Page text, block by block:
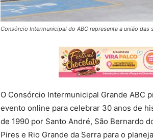
Consórcio Intermunicipal do ABC representa a união
O Consórcio Intermunicipal Grande ABC
evento online para celebrar 30 anos de
de 1990 por Santo André, São Bernardo
Pires e Rio Grande da Serra para o